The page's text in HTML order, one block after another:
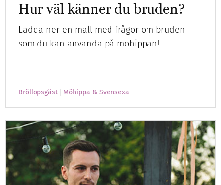
Hur väl känner du bruden?
Ladda ner en mall med frågor om bruden
som du kan använda på möhippan!
Bröllopsgäst Möhippa & Svensexa